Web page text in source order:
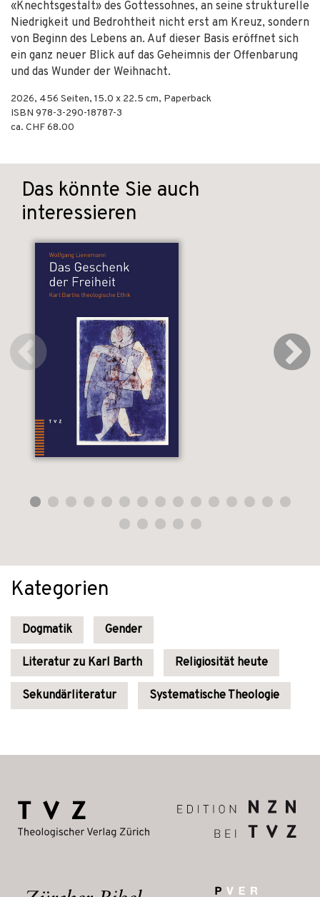
«Knechtsgestalt» des Gottessohnes, an seine strukturelle
Niedrigkeit und Bedrohtheit nicht erst am Kreuz, sondern
von Beginn des Lebens an. Auf dieser Basis eröffnet sich
ein ganz neuer Blick auf das Geheimnis der Offenbarung
und das Wunder der Weihnacht.
2026, 456 Seiten, 15.0 x 22.5 cm, Paperback
ISBN 978-3-290-18787-3
ca. CHF 68.00
Das könnte Sie auch
interessieren
Kategorien
Dogmatik Gender
Literatur zu Karl Barth Religiosität heute
Sekundärliteratur Systematische Theologie